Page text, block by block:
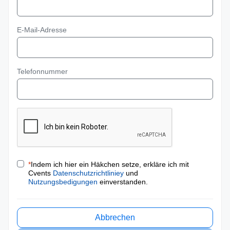
E-Mail-Adresse
Telefonnummer
*Indem ich hier ein Häkchen setze, erkläre ich mit
Cvents Datenschutzrichtliniey und
Nutzungsbedigungen einverstanden.
Abbrechen